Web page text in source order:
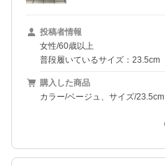
投稿者情報
女性/60歳以上
普段履いているサイズ：23.5cm
購入した商品
カラー/ベージュ、サイズ/23.5cm